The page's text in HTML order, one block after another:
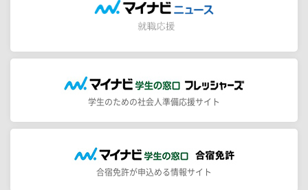
学生のための社会人準備応援サイト
合宿免許が申込める情報サイト